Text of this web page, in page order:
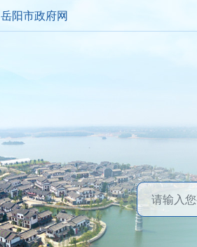
岳阳市政府网